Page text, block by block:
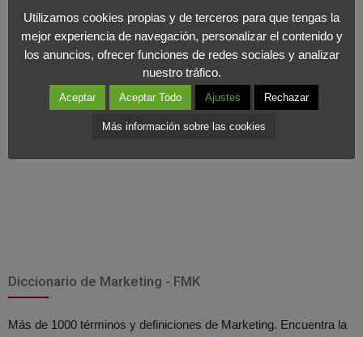
en fim@foromarketing.com
Diccionario de Marketing - FMK
Más de 1000 términos y definiciones de Marketing. Encuentra la
Utilizamos cookies propias y de terceros para que tengas la
mejor experiencia de navegación, personalizar el contenido y
los anuncios, ofrecer funciones de redes sociales y analizar
nuestro tráfico.
Aceptar Aceptar Todo Ajustes Rechazar
Más información sobre las cookies